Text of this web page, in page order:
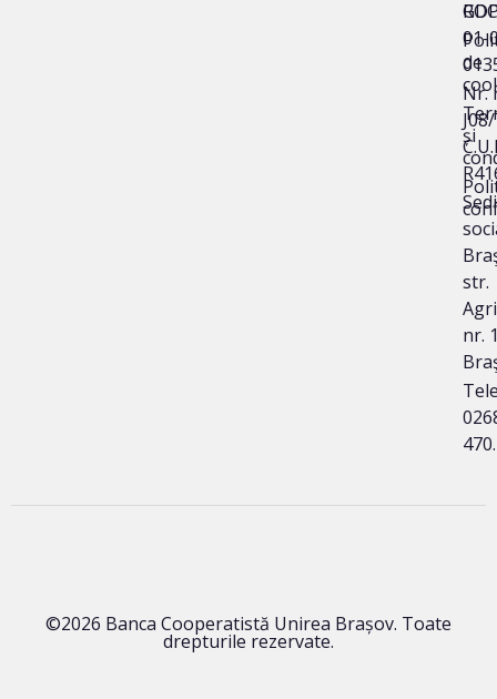
01-
Nr.
str.
nr.
de
și
©2026 Banca Cooperatistă Unirea Brașov. Toate
drepturile rezervate.